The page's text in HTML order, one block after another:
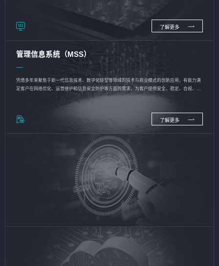
了解更多
管理信息系统（MSS）
凭借多年来聚焦于新一代信息技术、数字化转型等领域的技术与商业模式的创新应用，有能力满
足客户在网络优化、运营维护和信息安全防护等方面的需求，为客户提供安全、稳定、合规、持
了解更多